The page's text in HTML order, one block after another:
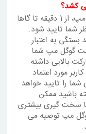
کشد؟
پس از ثبت لوکیشن در نقشه ی گوگل مپ، از 1 دقیقه تا گاها
شما تایید شود.
به اعتبار
گوگل مپ شما
بالایی داشته
مورد اعتماد
را تایید خواهد
باشید ممکن
سخت گیری بیشتری
مپ توصیه می